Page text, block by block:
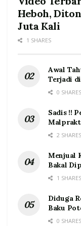
Heboh,
Juta Kali
1 SHARES
Awal
Terjadi
0 SHARES
Sadis !!
2 SHARES
Menjual
Bakal
1 SHARES
Diduga
Baku
0 SHARES